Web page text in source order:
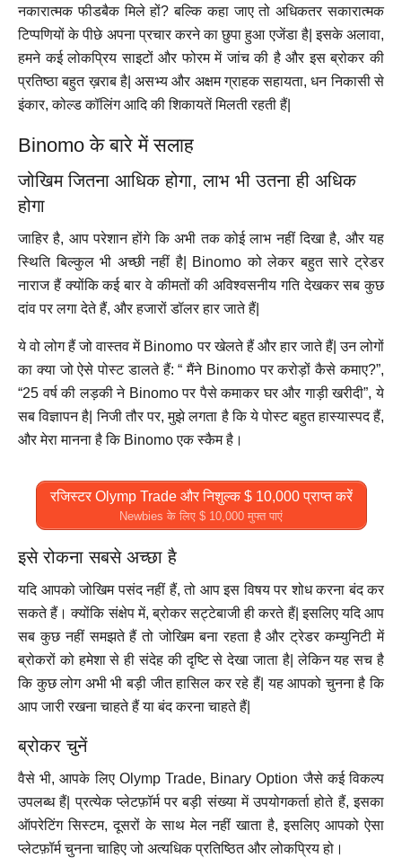
नकारात्मक फीडबैक मिले हों? बल्कि कहा जाए तो अधिकतर सकारात्मक
टिप्पणियों के पीछे अपना प्रचार करने का छुपा हुआ एजेंडा है| इसके अलावा,
हमने कई लोकप्रिय साइटों और फोरम में जांच की है और इस ब्रोकर की
प्रतिष्ठा बहुत ख़राब है| असभ्य और अक्षम ग्राहक सहायता, धन निकासी से
इंकार, कोल्ड कॉलिंग आदि की शिकायतें मिलती रहती हैं|
Binomo के बारे में सलाह
जोखिम जितना आधिक होगा, लाभ भी उतना ही अधिक
होगा
जाहिर है, आप परेशान होंगे कि अभी तक कोई लाभ नहीं दिखा है, और यह
स्थिति बिल्कुल भी अच्छी नहीं है| Binomo को लेकर बहुत सारे ट्रेडर
नाराज हैं क्योंकि कई बार वे कीमतों की अविश्वसनीय गति देखकर सब कुछ
दांव पर लगा देते हैं, और हजारों डॉलर हार जाते हैं|
ये वो लोग हैं जो वास्तव में Binomo पर खेलते हैं और हार जाते हैं| उन लोगों
का क्या जो ऐसे पोस्ट डालते हैं: “ मैंने Binomo पर करोड़ों कैसे कमाए?”,
“25 वर्ष की लड़की ने Binomo पर पैसे कमाकर घर और गाड़ी खरीदी”, ये
सब विज्ञापन है| निजी तौर पर, मुझे लगता है कि ये पोस्ट बहुत हास्यास्पद हैं,
और मेरा मानना है कि Binomo एक स्कैम है।
रजिस्टर Olymp Trade और निशुल्क $ 10,000 प्राप्त करें
Newbies के लिए $ 10,000 मुफ्त पाएं
इसे रोकना सबसे अच्छा है
यदि आपको जोखिम पसंद नहीं हैं, तो आप इस विषय पर शोध करना बंद कर
सकते हैं। क्योंकि संक्षेप में, ब्रोकर सट्टेबाजी ही करते हैं| इसलिए यदि आप
सब कुछ नहीं समझते हैं तो जोखिम बना रहता है और ट्रेडर कम्युनिटी में
ब्रोकरों को हमेशा से ही संदेह की दृष्टि से देखा जाता है| लेकिन यह सच है
कि कुछ लोग अभी भी बड़ी जीत हासिल कर रहे हैं| यह आपको चुनना है कि
आप जारी रखना चाहते हैं या बंद करना चाहते हैं|
ब्रोकर चुनें
वैसे भी, आपके लिए Olymp Trade, Binary Option जैसे कई विकल्प
उपलब्ध हैं| प्रत्येक प्लेटफ़ॉर्म पर बड़ी संख्या में उपयोगकर्ता होते हैं, इसका
ऑपरेटिंग सिस्टम, दूसरों के साथ मेल नहीं खाता है, इसलिए आपको ऐसा
प्लेटफ़ॉर्म चुनना चाहिए जो अत्यधिक प्रतिष्ठित और लोकप्रिय हो।